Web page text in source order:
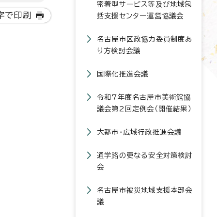
で印刷
密着型サービス等及び地域包
括支援センター運営協議会
名古屋市区政協力委員制度あ
り方検討会議
国際化推進会議
令和7年度名古屋市美術館協
議会第2回定例会（開催結果）
大都市・広域行政推進会議
通学路の更なる安全対策検討
会
名古屋市被災地域支援本部会
議